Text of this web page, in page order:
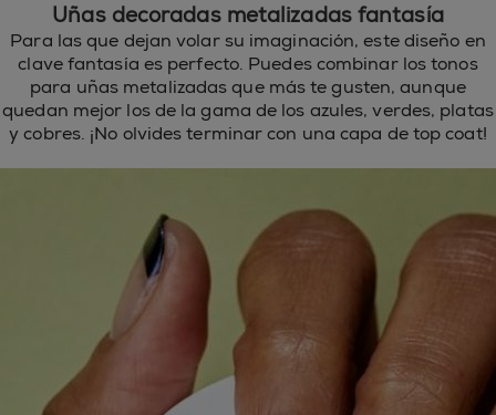
Uñas decoradas metalizadas fantasía
Para las que dejan volar su imaginación, este diseño en
clave fantasía es perfecto. Puedes combinar los tonos
para uñas metalizadas que más te gusten, aunque
quedan mejor los de la gama de los azules, verdes, platas
y cobres. ¡No olvides terminar con una capa de top coat!